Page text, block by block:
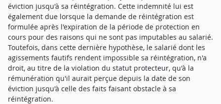
éviction jusqu'à sa réintégration. Cette indemnité lui est
également due lorsque la demande de réintégration est
formulée après l'expiration de la période de protection en
cours pour des raisons qui ne sont pas imputables au salarié.
Toutefois, dans cette dernière hypothèse, le salarié dont les
agissements fautifs rendent impossible sa réintégration, n'a
droit, au titre de la violation du statut protecteur, qu'à la
rémunération qu'il aurait perçue depuis la date de son
éviction jusqu'à celle des faits faisant obstacle à sa
réintégration.